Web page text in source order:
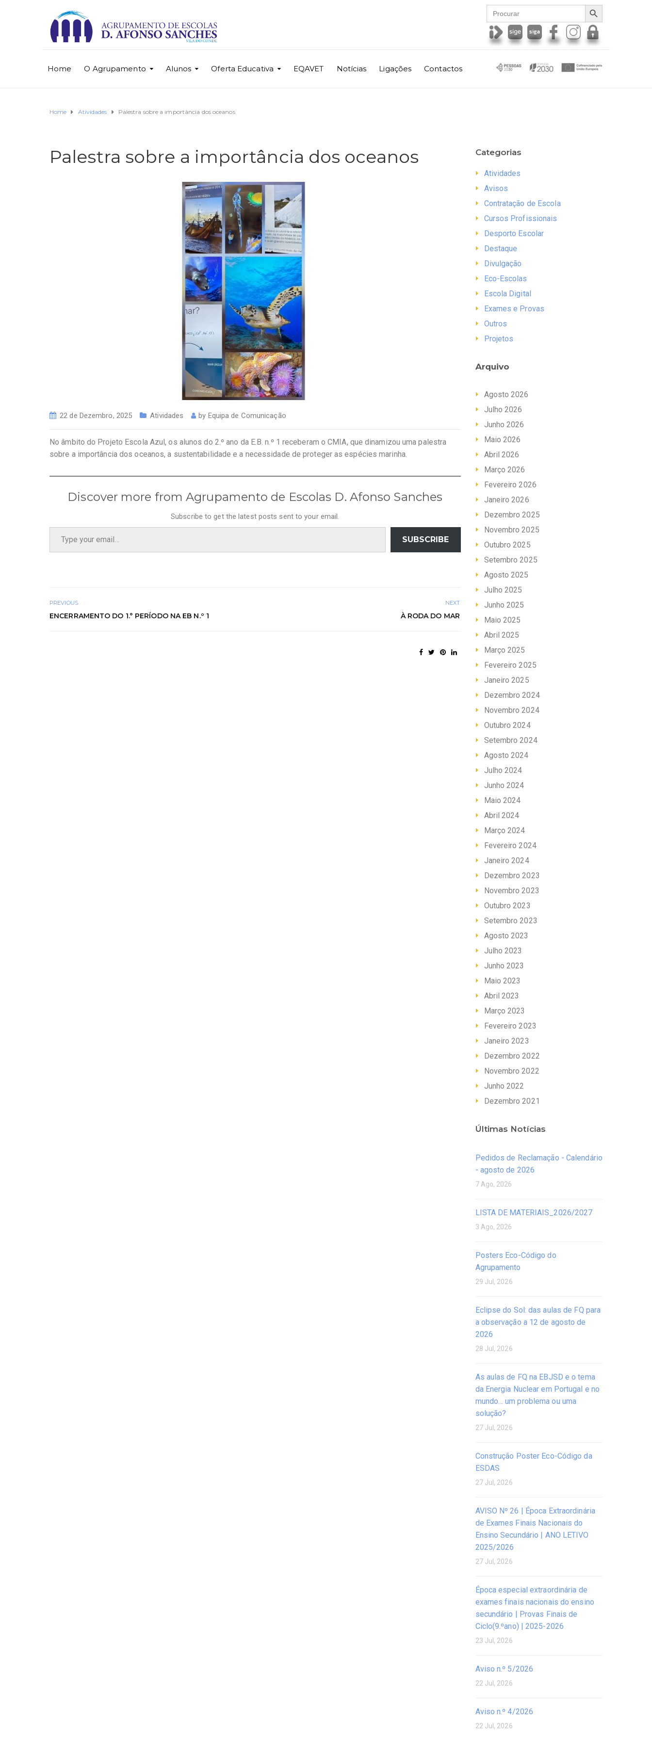
Search
for:
SEARCH BUTTON
Home O Agrupamento Alunos Oferta Educativa EQAVET Notícias Ligações Contactos
Home Atividades Palestra sobre a importância dos oceanos
Palestra sobre a importância dos oceanos
22 de Dezembro, 2025 Atividades by Equipa de Comunicação
No âmbito do Projeto Escola Azul, os alunos do 2.º ano da E.B. n.º 1 receberam o CMIA, que dinamizou uma palestra
sobre a importância dos oceanos, a sustentabilidade e a necessidade de proteger as espécies marinha.
Discover more from Agrupamento de Escolas D. Afonso Sanches
Subscribe to get the latest posts sent to your email.
Type your email…
SUBSCRIBE
PREVIOUS
ENCERRAMENTO DO 1.° PERÍODO NA EB N.º 1
NEXT
À RODA DO MAR
Categorias
Atividades
Avisos
Contratação de Escola
Cursos Profissionais
Desporto Escolar
Destaque
Divulgação
Eco-Escolas
Escola Digital
Exames e Provas
Outros
Projetos
Arquivo
Agosto 2026
Julho 2026
Junho 2026
Maio 2026
Abril 2026
Março 2026
Fevereiro 2026
Janeiro 2026
Dezembro 2025
Novembro 2025
Outubro 2025
Setembro 2025
Agosto 2025
Julho 2025
Junho 2025
Maio 2025
Abril 2025
Março 2025
Fevereiro 2025
Janeiro 2025
Dezembro 2024
Novembro 2024
Outubro 2024
Setembro 2024
Agosto 2024
Julho 2024
Junho 2024
Maio 2024
Abril 2024
Março 2024
Fevereiro 2024
Janeiro 2024
Dezembro 2023
Novembro 2023
Outubro 2023
Setembro 2023
Agosto 2023
Julho 2023
Junho 2023
Maio 2023
Abril 2023
Março 2023
Fevereiro 2023
Janeiro 2023
Dezembro 2022
Novembro 2022
Junho 2022
Dezembro 2021
Últimas Notícias
Pedidos de Reclamação - Calendário
- agosto de 2026
7 Ago, 2026
LISTA DE MATERIAIS_2026/2027
3 Ago, 2026
Posters Eco-Código do
Agrupamento
29 Jul, 2026
Eclipse do Sol: das aulas de FQ para
a observação a 12 de agosto de
2026
28 Jul, 2026
As aulas de FQ na EBJSD e o tema
da Energia Nuclear em Portugal e no
mundo… um problema ou uma
solução?
27 Jul, 2026
Construção Poster Eco-Código da
ESDAS
27 Jul, 2026
AVISO Nº 26 | Época Extraordinária
de Exames Finais Nacionais do
Ensino Secundário | ANO LETIVO
2025/2026
27 Jul, 2026
Época especial extraordinária de
exames finais nacionais do ensino
secundário | Provas Finais de
Ciclo(9.ºano) | 2025-2026
23 Jul, 2026
Aviso n.º 5/2026
22 Jul, 2026
Aviso n.º 4/2026
22 Jul, 2026